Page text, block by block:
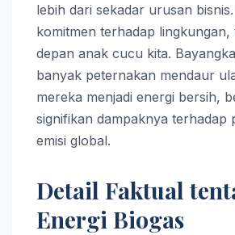
lebih dari sekadar urusan
komitmen terhadap lingkungan,
depan anak cucu kita.
banyak peternakan mendaur
mereka menjadi energi bersih,
signifikan dampaknya terhadap
emisi global.
Detail Faktual
Energi Biogas